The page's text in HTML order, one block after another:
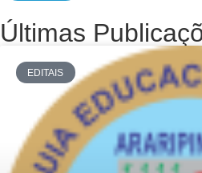
Últimas
EDITAIS